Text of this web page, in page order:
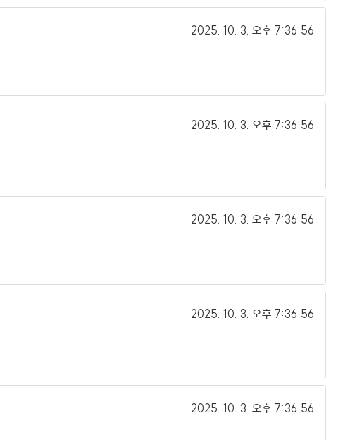
2025. 10. 3. 오후 7:36:56
2025. 10. 3. 오후 7:36:56
2025. 10. 3. 오후 7:36:56
2025. 10. 3. 오후 7:36:56
2025. 10. 3. 오후 7:36:56